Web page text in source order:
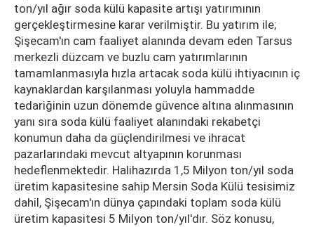
ton/yıl ağır soda külü kapasite artışı yatırımının
gerçekleştirmesine karar verilmiştir. Bu yatırım ile;
Şişecam'ın cam faaliyet alanında devam eden Tarsus
merkezli düzcam ve buzlu cam yatırımlarının
tamamlanmasıyla hızla artacak soda külü ihtiyacının iç
kaynaklardan karşılanması yoluyla hammadde
tedariğinin uzun dönemde güvence altına alınmasının
yanı sıra soda külü faaliyet alanındaki rekabetçi
konumun daha da güçlendirilmesi ve ihracat
pazarlarındaki mevcut altyapının korunması
hedeflenmektedir. Halihazırda 1,5 Milyon ton/yıl soda
üretim kapasitesine sahip Mersin Soda Külü tesisimiz
dahil, Şişecam'ın dünya çapındaki toplam soda külü
üretim kapasitesi 5 Milyon ton/yıl'dır. Söz konusu,